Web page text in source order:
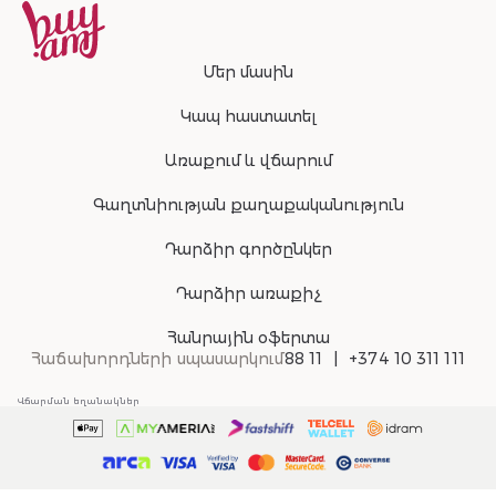
Մեր մասին
Կապ հաստատել
Առաքում և վճարում
Գաղտնիության քաղաքականություն
Դարձիր գործընկեր
Դարձիր առաքիչ
Հանրային օֆերտա
Հաճախորդների սպասարկում88 11 +374 10 311 111
Վճարման եղանակներ